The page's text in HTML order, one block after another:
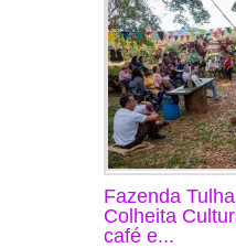
Fazenda
Colheita
café e...